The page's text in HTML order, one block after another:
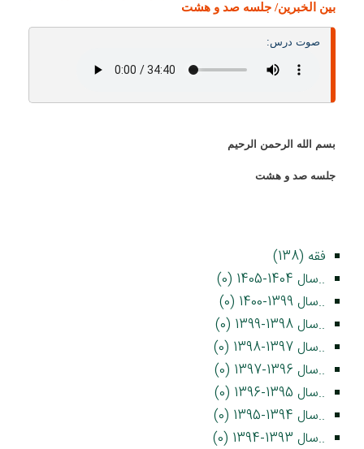
بین الخبرین/ جلسه صد و هشت
صوت درس:
بسم الله الرحمن الرحيم
جلسه صد و هشت
فقه (138)
..سال 1404-1405 (0)
..سال 1399-1400 (0)
..سال 1398-1399 (0)
..سال 1397-1398 (0)
..سال 1396-1397 (0)
..سال 1395-1396 (0)
..سال 1394-1395 (0)
..سال 1393-1394 (0)